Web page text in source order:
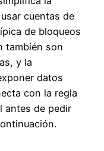
cuentas de
de bloqueos
también son
y la
datos
con la regla
antes de pedir